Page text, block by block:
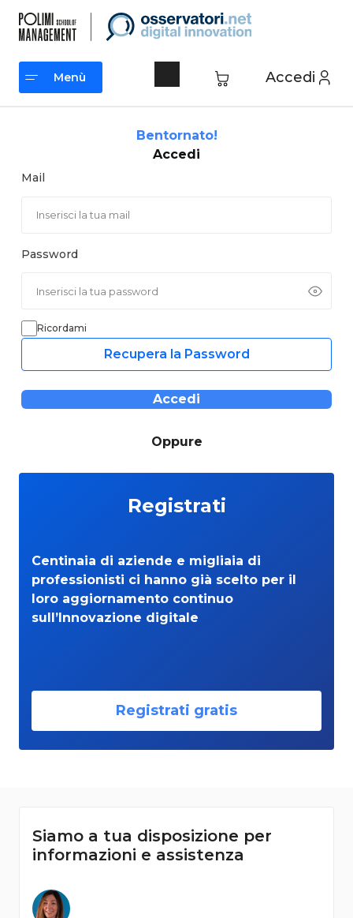
contenuto
Accedi
Menù
Bentornato!
Accedi
Mail
Password
Ricordami
Recupera la Password
Accedi
Oppure
Registrati
Centinaia di aziende e migliaia di
professionisti ci hanno già scelto per il
loro aggiornamento continuo
sull’Innovazione digitale
Registrati gratis
Siamo a tua disposizione per
informazioni e assistenza